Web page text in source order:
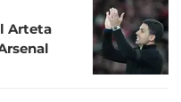
Arteta